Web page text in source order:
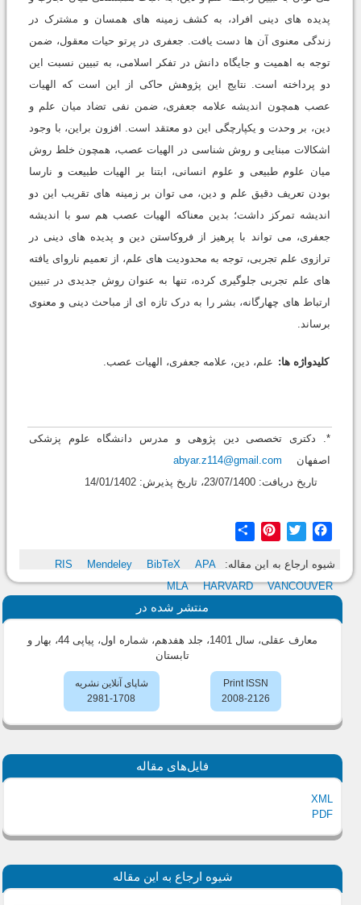
پدیده های دینی افراد، به کشف زمینه های همسان و مشترک در
زندگی معنوی آن ها دست یافت. جعفری در پرتو حیات معقول، ضمن
توجه به اهمیت و جایگاه دانش در تفکر اسلامی، به تبیین نسبت این
دو پرداخته است. نتایج این پژوهش حاکی از این است که الهیات
عصب همچون اندیشه علامه جعفری، ضمن نفی تضاد میان علم و
دین، بر وحدت و یکپارچگی این دو معتقد است. افزون براین، با وجود
اشکالات مبنایی و روش شناسی در الهیات عصب، همچون خلط روش
میان علوم طبیعی و علوم انسانی، ابتنا بر الهیات طبیعت و نارسا
بودن تعریف دقیق علم و دین، می توان بر زمینه های تقریب این دو
اندیشه تمرکز داشت؛ بدین معناکه الهیات عصب هم سو با اندیشه
جعفری، می تواند با پرهیز از فروکاستن دین و پدیده های دینی در
ترازوی علم تجربی، توجه به محدودیت های علم، از تعمیم ناروای یافته
های علم تجربی جلوگیری کرده، تنها به عنوان روش جدیدی در تبیین
ارتباط های چهارگانه، بشر را به درک تازه ای از مباحث دینی و معنوی
برساند.
کلیدواژه ها: علم، دین، علامه جعفری، الهیات عصب.
*. دکتری تخصصی دین پژوهی و مدرس دانشگاه علوم پزشکی
اصفهان
abyar.z114@gmail.com
تاریخ دریافت: 23/07/1400، تاریخ پذیرش: 14/01/1402
Facebook
Twitter
Pinterest
شیوه ارجاع به این مقاله: RIS Mendeley BibTeX
APA
MLA
HARVARD VANCOUVER
منتشر شده در
معارف عقلی، سال 1401، جلد هفدهم، شماره اول، پیاپی 44، بهار و
تابستان
Print ISSN
2008-2126
شاپای آنلاین نشریه
2981-1708
فایل‌های مقاله
XML
PDF
شیوه ارجاع به این مقاله